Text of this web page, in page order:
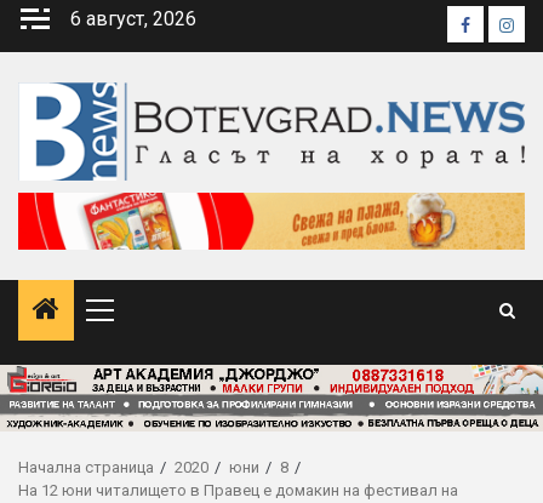
Skip
6 август, 2026 Facebook
Primary
Начална страница 2020 юни
8
На 12 юни читалището в Правец е домакин на фестивал на